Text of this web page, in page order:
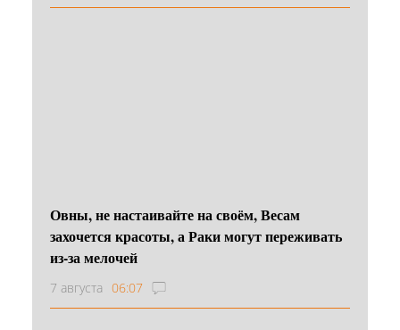
Овны, не настаивайте на своём, Весам
захочется красоты, а Раки могут переживать
из-за мелочей
7 августа 06:07